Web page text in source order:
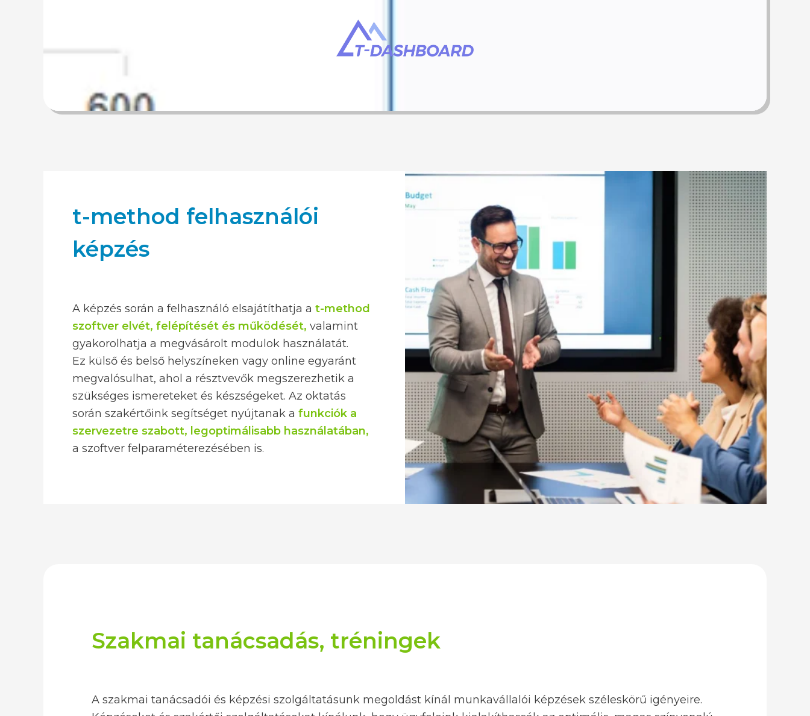
t-method felhasználói
képzés
A képzés során a felhasználó elsajátíthatja a t-method
szoftver elvét, felépítését és működését, valamint
gyakorolhatja a megvásárolt modulok használatát.
Ez külső és belső helyszíneken vagy online egyaránt
megvalósulhat, ahol a résztvevők megszerezhetik a
szükséges ismereteket és készségeket. Az oktatás
során szakértőink segítséget nyújtanak a funkciók a
szervezetre szabott, legoptimálisabb használatában,
a szoftver felparaméterezésében is.
Szakmai tanácsadás, tréningek
A szakmai tanácsadói és képzési szolgáltatásunk megoldást kínál munkavállalói képzések széleskörű igényeire.